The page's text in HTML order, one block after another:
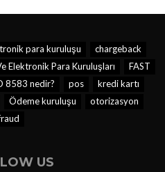
para kuruluşu
chargeback
Elektronik Para Kuruluşları
FAST
8583 nedir? pos
kredi kartı
Ödeme kuruluşu
otorizasyon
US